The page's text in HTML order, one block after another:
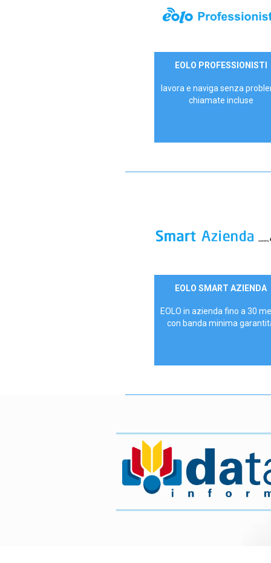
35,00 €/mese
EOLO PROFESSIONISTI
lavora e naviga senza
chiamate incluse
Contattaci
EOLO SMART AZIENDA
EOLO in azienda fino a 30
con banda minima